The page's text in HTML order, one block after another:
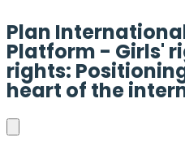
Plan
Platform - Girls'
rights:
heart of the